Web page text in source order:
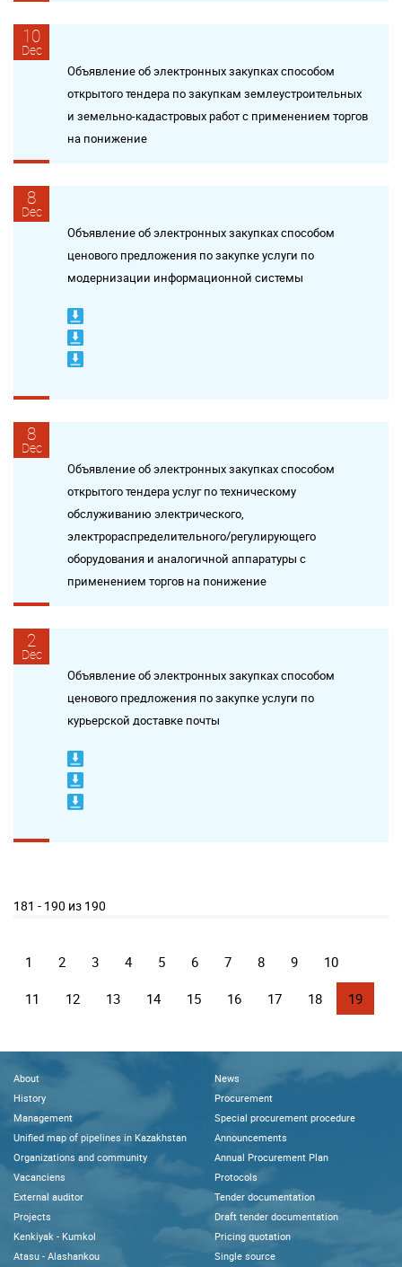
10
Dec
Объявление об электронных закупках способом
открытого тендера по закупкам землеустроительных
и земельно-кадастровых работ с применением торгов
на понижение
8
Dec
Объявление об электронных закупках способом
ценового предложения по закупке услуги по
модернизации информационной системы
8
Dec
Объявление об электронных закупках способом
открытого тендера услуг по техническому
обслуживанию электрического,
электрораспределительного/регулирующего
оборудования и аналогичной аппаратуры с
применением торгов на понижение
2
Dec
Объявление об электронных закупках способом
ценового предложения по закупке услуги по
курьерской доставке почты
181 - 190 из 190
1 2 3 4 5 6 7 8 9 10
11 12 13 14 15 16 17 18 19
About
History
Management
Unified map of pipelines in Kazakhstan
Organizations and community
Vacanciens
External auditor
Projects
Kenkiyak - Kumkol
Atasu - Alashankou
News
Procurement
Special procurement procedure
Announcements
Annual Procurement Plan
Protocols
Tender documentation
Draft tender documentation
Pricing quotation
Single source